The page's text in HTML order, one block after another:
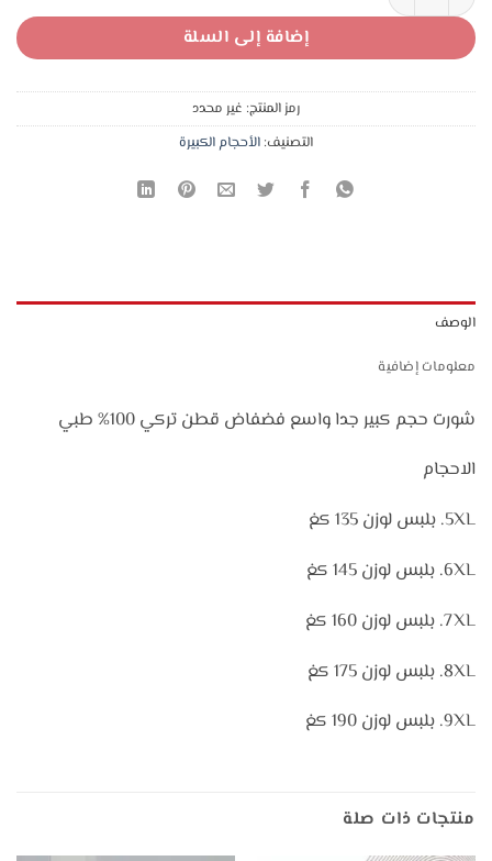
إضافة إلى السلة
رمز المنتج: غير محدد
التصنيف: الأحجام الكبيرة
الوصف
معلومات إضافية
شورت حجم كبير جدا واسع فضفاض قطن تركي 100% طبي
الاحجام
5XL. بلبس لوزن 135 كغ
6XL. بلبس لوزن 145 كغ
7XL. بلبس لوزن 160 كغ
8XL. بلبس لوزن 175 كغ
9XL. بلبس لوزن 190 كغ
منتجات ذات صلة